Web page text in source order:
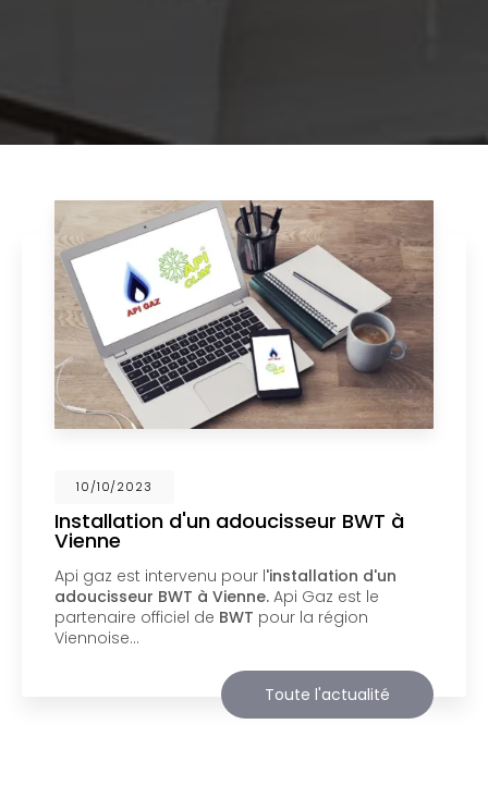
02/10/2023
Nouveau support de communication
web
Api Gaz à Viennevous présente son nouveau
support de communication web réalisé par la
sociétéBIIM COM . Vous souhaitant une
agréable visite, si vous avez besoin…
Toute l'actualité